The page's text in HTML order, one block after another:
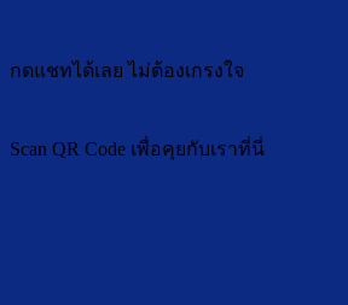
กดแชทได้เลย ไม่ต้องเกรงใจ
Scan QR Code เพื่อคุยกับเราที่นี่